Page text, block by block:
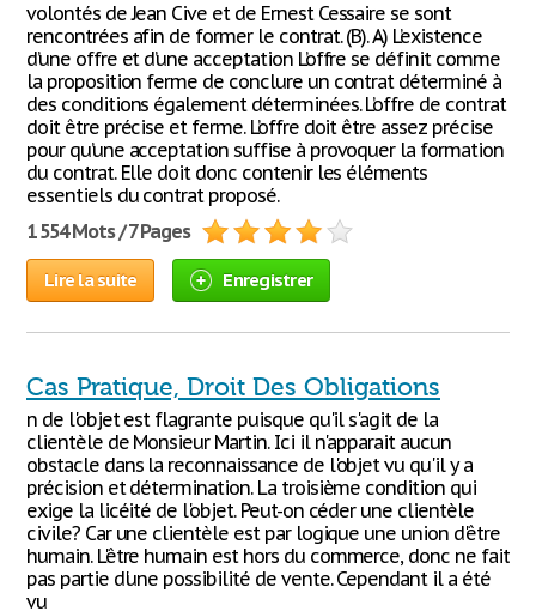
volontés de Jean Cive et de Ernest Cessaire se sont
rencontrées afin de former le contrat. (B). A) L’existence
d’une offre et d’une acceptation L’offre se définit comme
la proposition ferme de conclure un contrat déterminé à
des conditions également déterminées. L’offre de contrat
doit être précise et ferme. L’offre doit être assez précise
pour qu’une acceptation suffise à provoquer la formation
du contrat. Elle doit donc contenir les éléments
essentiels du contrat proposé.
1 554 Mots / 7 Pages
Lire la suite Enregistrer
Cas Pratique, Droit Des Obligations
n de l'objet est flagrante puisque qu'il s'agit de la
clientèle de Monsieur Martin. Ici il n'apparait aucun
obstacle dans la reconnaissance de l'objet vu qu'il y a
précision et détermination. La troisième condition qui
exige la licéité de l'objet. Peut-on céder une clientèle
civile? Car une clientèle est par logique une union d'être
humain. L'être humain est hors du commerce, donc ne fait
pas partie d'une possibilité de vente. Cependant il a été
vu